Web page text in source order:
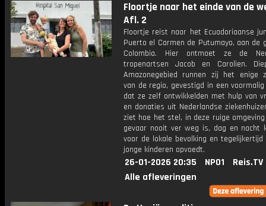
Floortje naar het einde van de
Afl. 2
Floortje reist naar het Ecuadoriaanse
Puerto el Carmen de Putumayo, aan de
Colombia. Hier ontmoet ze de
tropenartsen Jacob en Carolien.
Amazonegebied runnen zij het enige
van de regio, gevestigd in een
dat ze zelf ontwikkelden met hulp van
en donaties uit Nederlandse
ziet hoe het stel, in deze ruige
gevaar nooit ver weg is, dag en nacht
voor de lokale bevolking en
jonge kinderen opvoedt.
26-01-2026 20:35 NPO1
Reis.TV
Alle afleveringen